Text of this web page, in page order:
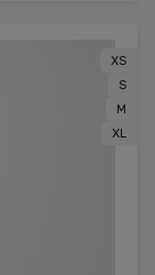
XS
S
M
XL